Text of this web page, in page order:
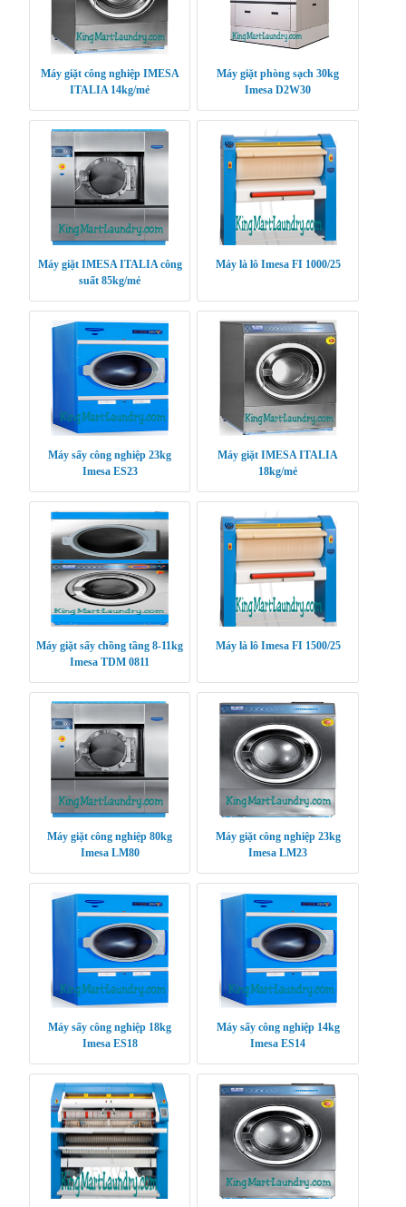
Máy giặt công nghiệp IMESA
ITALIA 14kg/mẻ
Máy giặt phòng sạch 30kg
Imesa D2W30
Máy giặt IMESA ITALIA công
suất 85kg/mẻ
Máy là lô Imesa FI 1000/25
Máy sấy công nghiệp 23kg
Imesa ES23
Máy giặt IMESA ITALIA
18kg/mẻ
Máy giặt sấy chồng tầng 8-11kg
Imesa TDM 0811
Máy là lô Imesa FI 1500/25
Máy giặt công nghiệp 80kg
Imesa LM80
Máy giặt công nghiệp 23kg
Imesa LM23
Máy sấy công nghiệp 18kg
Imesa ES18
Máy sấy công nghiệp 14kg
Imesa ES14